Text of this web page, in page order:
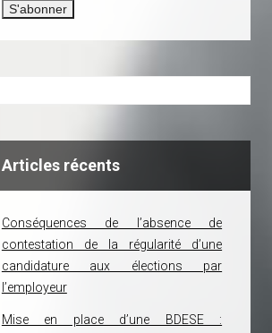
Articles récents
Conséquences de l’absence de
contestation de la régularité d’une
candidature aux élections par
l’employeur
Mise en place d’une BDESE :